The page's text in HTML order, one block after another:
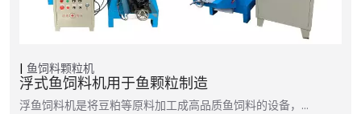
鱼饲料颗粒机
浮式鱼饲料机用于鱼颗粒制造
浮鱼饲料机是将豆粕等原料加工成高品质鱼饲料的设备，…